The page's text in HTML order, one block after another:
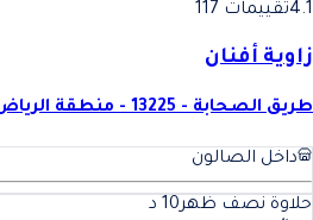
4.1تقييمات 117
زاوية أفنان
طريق الصحابة - 13225 - منطقة الرياض - Saudi Arabia
داخل الصالون
حلاوة نصف ظهر10 د